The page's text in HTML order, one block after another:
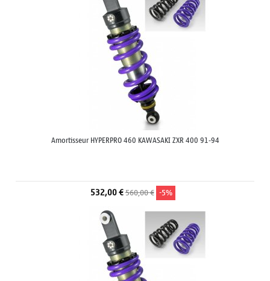
Amortisseur HYPERPRO 460 KAWASAKI ZXR 400 91-94
532,00 €560,00 € -5%